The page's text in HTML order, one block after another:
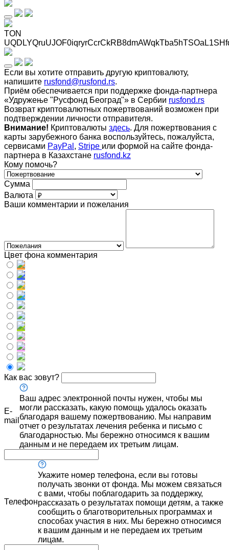
TON
Если вы хотите отправить другую криптовалюту,
напишите rusfond@rusfond.rs.
Приём обеспечивается при поддержке фонда-партнера
«Удружење "Русфонд Београд"» в Сербии rusfond.rs
Возврат криптовалютных пожертвований возможен при
подтверждении личности отправителя.
Внимание! Криптовалюты здесь. Для пожертвования с
карты зарубежного банка воспользуйтесь, пожалуйста,
сервисами PayPal , Stripe или формой на сайте фонда-
партнера в Казахстане rusfond.kz
Кому помочь?
Сумма
Валюта
Ваши комментарии и пожелания
Цвет фона комментария
Как вас зовут?
E-
mail
Ваш адрес электронной почты нужен, чтобы мы
могли рассказать, какую помощь удалось оказать
благодаря вашему пожертвованию. Мы направим
отчет о результатах лечения ребенка и письмо с
благодарностью. Мы бережно относимся к вашим
данным и не передаем их третьим лицам.
Телефон
Укажите номер телефона, если вы готовы
получать звонки от фонда. Мы можем связаться
с вами, чтобы поблагодарить за поддержку,
рассказать о результатах помощи детям, а также
сообщить о благотворительных программах и
способах участия в них. Мы бережно относимся
к вашим данным и не передаем их третьим
лицам.